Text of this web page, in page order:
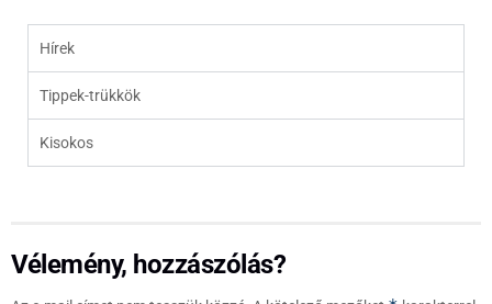
Hírek
Tippek-trükkök
Kisokos
Vélemény, hozzászólás?